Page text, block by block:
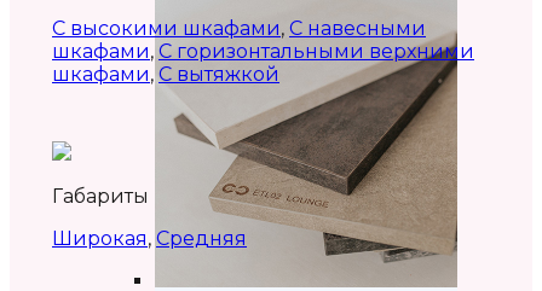
С высокими шкафами, С навесными
шкафами, С горизонтальными верхними
шкафами, С вытяжкой
Габариты
Широкая, Средняя